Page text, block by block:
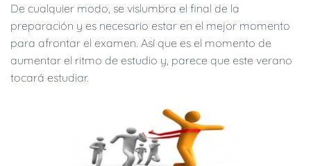
De cualquier modo, se vislumbra el final de la
preparación y es necesario estar en el mejor momento
para afrontar el examen. Así que es el momento de
aumentar el ritmo de estudio y, parece que este verano
tocará estudiar.